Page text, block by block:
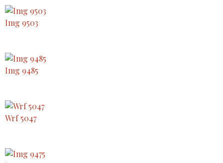
Img 9503
Img 9485
Wrf 5047